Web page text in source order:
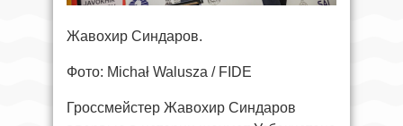
Жавохир Синдаров.
Фото: Michał Walusza / FIDE
Гроссмейстер Жавохир Синдаров